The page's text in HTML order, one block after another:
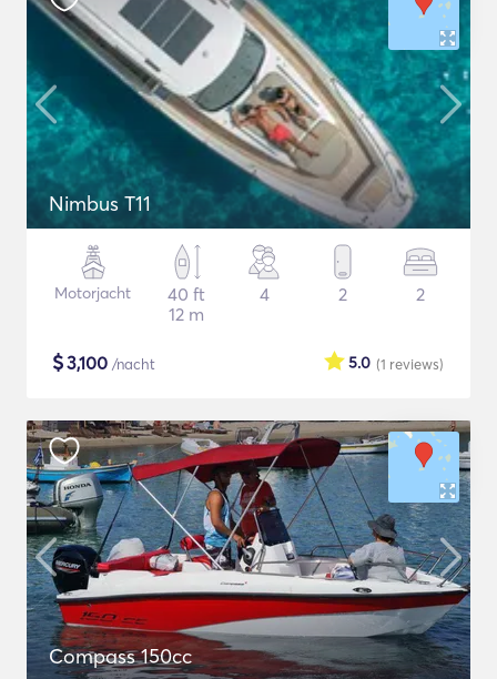
Nimbus T11
Motorjacht
40 ft
12 m
4 2 2
$3,100 /nacht (1 reviews)
5.0
Compass 150cc